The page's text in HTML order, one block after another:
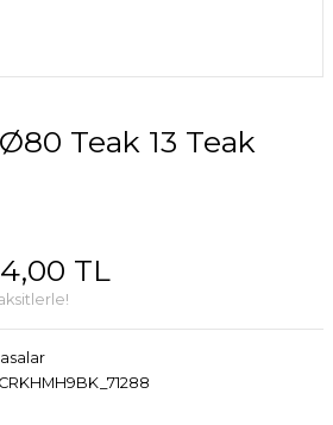
Teak 13 Teak
TL